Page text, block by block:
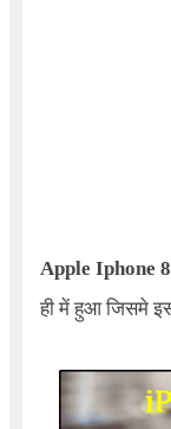
Apple Iphone
ही में हुआ जिसमे